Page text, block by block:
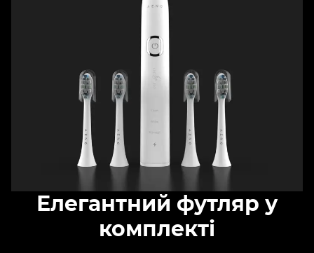
Елегантний футляр у
комплекті